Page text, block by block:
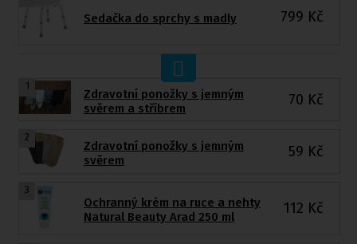
Sedačka do sprchy s madly 799 Kč
1
Zdravotní ponožky s jemným
svěrem a stříbrem
70 Kč
2
Zdravotní ponožky s jemným
svěrem
59 Kč
3
Ochranný krém na ruce a nehty
Natural Beauty Arad 250 ml
112 Kč